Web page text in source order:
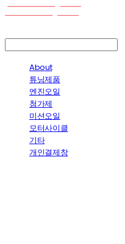
About
튜닝제품
엔진오일
첨가제
미션오일
모터사이클
기타
개인결제창